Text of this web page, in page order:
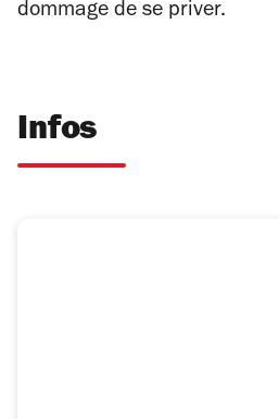
dommage de se priver.
Infos